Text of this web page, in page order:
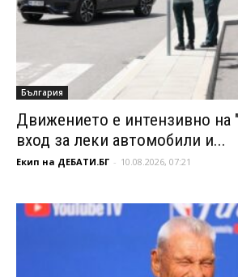
България
Движението е интензивно на
вход за леки автомобили и...
Екип на ДЕБАТИ.БГ - 10.08.2026, 07:21